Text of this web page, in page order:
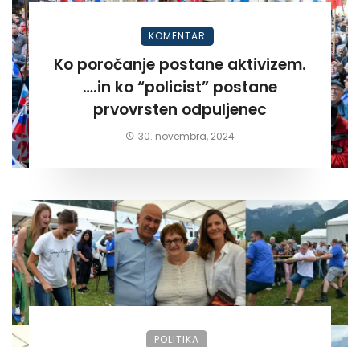
KOMENTAR
Ko poročanje postane aktivizem.
….in ko “policist” postane
prvovrsten odpuljenec
30. novembra, 2024
POLITIKA